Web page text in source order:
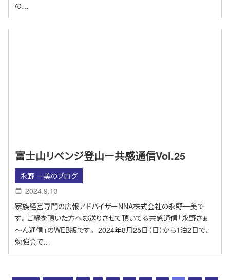
の…
富士山リベンジ登山ー共感通信Vol.25
永野 一美のブログ
2024.9.13
家族経営専門の広報アドバイザーNNA株式会社の永野一美で
す。ご縁を頂いた方へお送りさせて頂いてる共感通信「永野さぁ
～ん通信」のWEB版です。 2024年8月25日（日）から1泊2日で、
勉強会で…